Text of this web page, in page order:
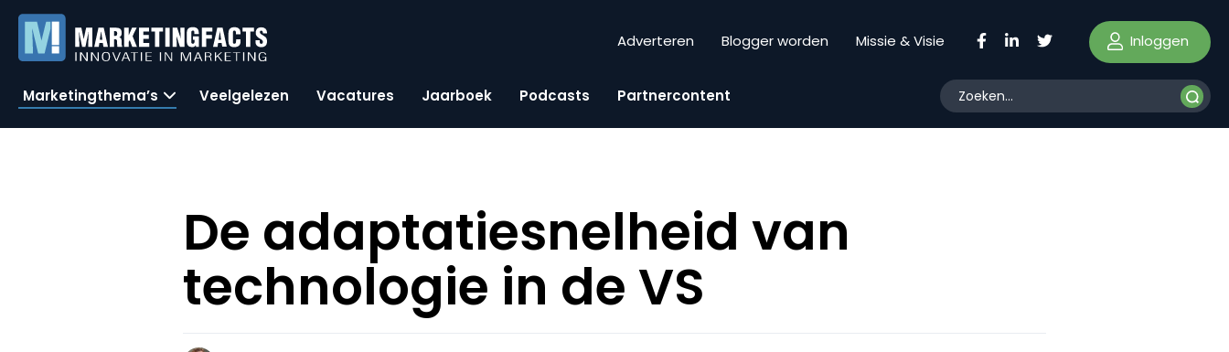
Adverteren Blogger worden Missie & Visie Inloggen
Marketingthema’s Veelgelezen Vacatures Jaarboek Podcasts Partnercontent
De adaptatiesnelheid van
technologie in de VS